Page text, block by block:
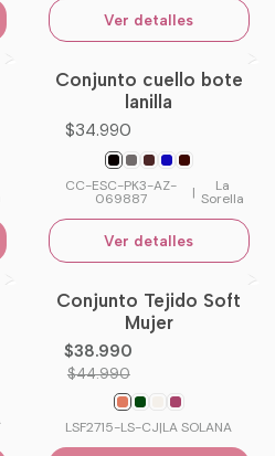
Ver detalles
No disponible
Conjunto cuello bote
lanilla
$34.990
CC-ESC-PK3-AZ-
069887 | La
Sorella
Ver detalles
-13%OFF
Conjunto Tejido Soft
Mujer
$38.990
$44.990
LSF2715-LS-CJ|LA SOLANA